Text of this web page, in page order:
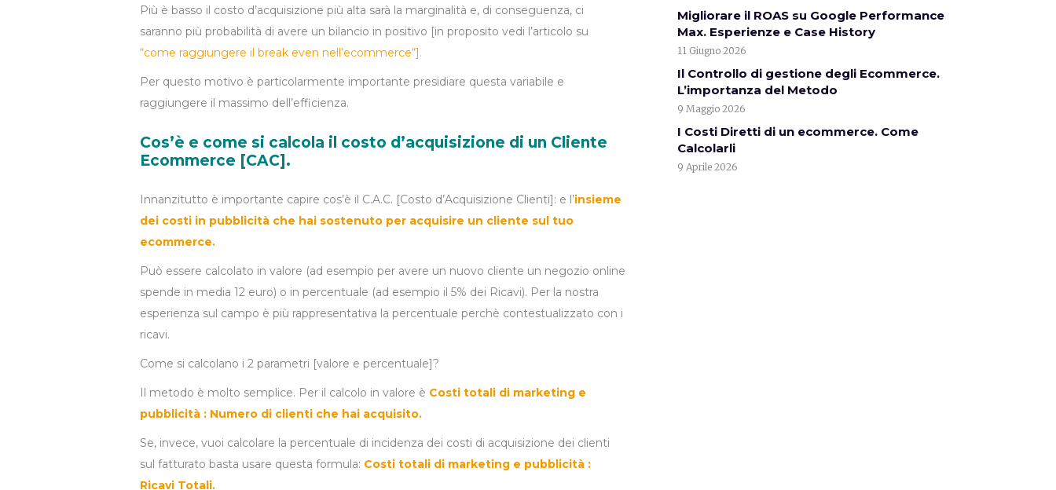
Più è basso il costo d’acquisizione più alta sarà la marginalità e, di conseguenza, ci
saranno più probabilità di avere un bilancio in positivo [in proposito vedi l’articolo su
“come raggiungere il break even nell’ecommerce“].
Per questo motivo è particolarmente importante presidiare questa variabile e
raggiungere il massimo dell’efficienza.
Cos’è e come si calcola il costo d’acquisizione di un Cliente
Ecommerce [CAC].
Innanzitutto è importante capire cos’è il C.A.C. [Costo d’Acquisizione Clienti]: e l’insieme
dei costi in pubblicità che hai sostenuto per acquisire un cliente sul tuo
ecommerce.
Può essere calcolato in valore (ad esempio per avere un nuovo cliente un negozio online
spende in media 12 euro) o in percentuale (ad esempio il 5% dei Ricavi). Per la nostra
esperienza sul campo è più rappresentativa la percentuale perchè contestualizzato con i
ricavi.
Come si calcolano i 2 parametri [valore e percentuale]?
Il metodo è molto semplice. Per il calcolo in valore è Costi totali di marketing e
pubblicità : Numero di clienti che hai acquisito.
Se, invece, vuoi calcolare la percentuale di incidenza dei costi di acquisizione dei clienti
sul fatturato basta usare questa formula: Costi totali di marketing e pubblicità :
Ricavi Totali.
Migliorare il ROAS su Google Performance
Max. Esperienze e Case History
11 Giugno 2026
Il Controllo di gestione degli Ecommerce.
L’importanza del Metodo
9 Maggio 2026
I Costi Diretti di un ecommerce. Come
Calcolarli
9 Aprile 2026